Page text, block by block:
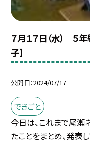
７月１７日（水） ５
子】
公開日 2024/07/17
できごと
今日は、これまで尾瀬
たことをまとめ、発表し